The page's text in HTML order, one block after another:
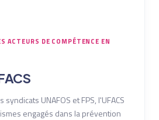
ACTEURS DE COMPÉTENCE EN
UNAFOS et FPS, l'UFACS
engagés dans la prévention